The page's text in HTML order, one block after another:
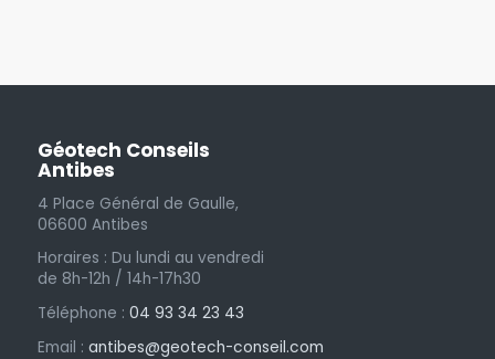
Géotech Conseils
Antibes
4 Place Général de Gaulle,
06600 Antibes
Horaires : Du lundi au vendredi
de 8h-12h / 14h-17h30
Téléphone : 04 93 34 23 43
Email : antibes@geotech-conseil.com